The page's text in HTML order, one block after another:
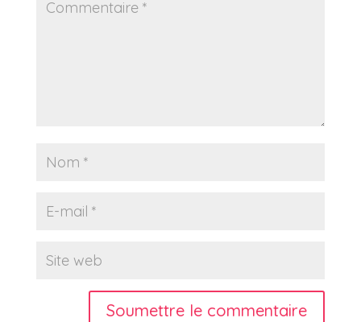
Soumettre le commentaire